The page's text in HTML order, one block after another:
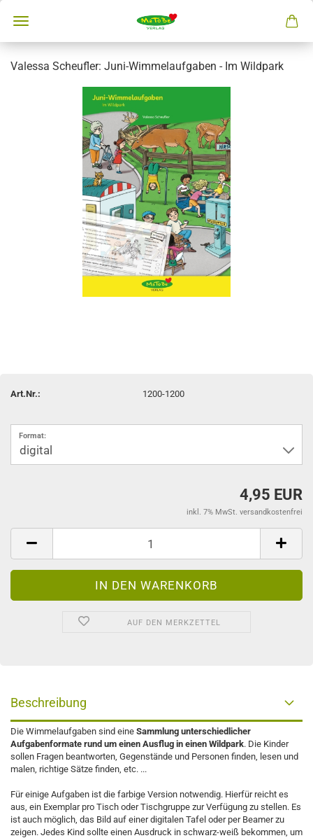
Valessa Scheufler: Juni-Wimmelaufgaben - Im Wildpark
Art.Nr.: 1200-1200
Format:
4,95 EUR
inkl. 7% MwSt. versandkostenfrei
AUF DEN MERKZETTEL
Beschreibung
Die Wimmelaufgaben sind eine Sammlung unterschiedlicher
Aufgabenformate rund um einen Ausflug in einen Wildpark. Die Kinder
sollen Fragen beantworten, Gegenstände und Personen finden, lesen und
malen, richtige Sätze finden, etc. ...
Für einige Aufgaben ist die farbige Version notwendig. Hierfür reicht es
aus, ein Exemplar pro Tisch oder Tischgruppe zur Verfügung zu stellen. Es
ist auch möglich, das Bild auf einer digitalen Tafel oder per Beamer zu
zeigen. Jedes Kind sollte einen Ausdruck in schwarz-weiß bekommen, um